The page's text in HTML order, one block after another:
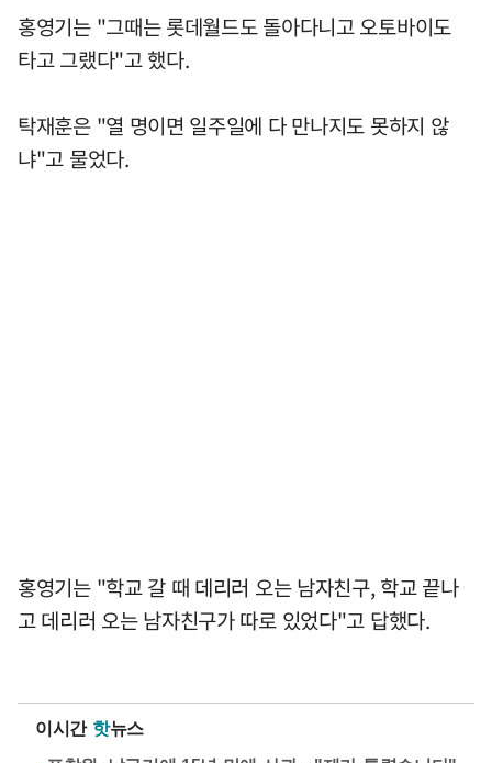
홍영기는 "그때는 롯데월드도 돌아다니고 오토바이도
타고 그랬다"고 했다.
탁재훈은 "열 명이면 일주일에 다 만나지도 못하지 않
냐"고 물었다.
홍영기는 "학교 갈 때 데리러 오는 남자친구, 학교 끝나
고 데리러 오는 남자친구가 따로 있었다"고 답했다.
이시간 핫뉴스